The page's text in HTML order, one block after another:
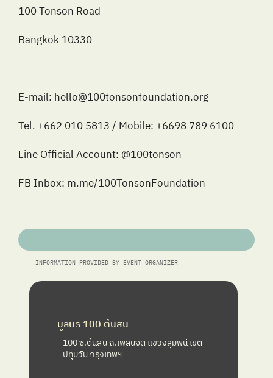
100 Tonson Road
Bangkok 10330
E-mail: hello@100tonsonfoundation.org
Tel. +662 010 5813 / Mobile: +6698 789 6100
Line Official Account: @100tonson
FB Inbox: m.me/100TonsonFoundation
INFORMATION PROVIDED BY EVENT ORGANIZER
มูลนิธิ 100 ต้นสน
100 ซ.ต้นสน ถ.เพลินจิต แขวงลุมพินี เขต
ปทุมวัน กรุงเทพฯ